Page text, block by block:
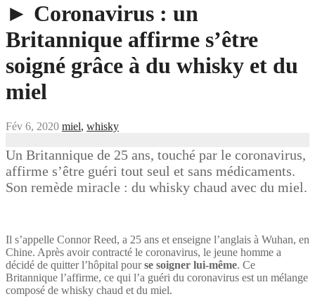
► Coronavirus : un
Britannique affirme s’être
soigné grâce à du whisky et du
miel
Fév 6, 2020 miel, whisky
Un Britannique de 25 ans, touché par le coronavirus,
affirme s’être guéri tout seul et sans médicaments.
Son remède miracle : du whisky chaud avec du miel.
Il s’appelle Connor Reed, a 25 ans et enseigne l’anglais à Wuhan, en
Chine. Après avoir contracté le coronavirus, le jeune homme a
décidé de quitter l’hôpital pourse soigner lui-même. Ce
Britannique l’affirme, ce qui l’a guéri du coronavirus est un mélange
composé de whisky chaud et du miel.